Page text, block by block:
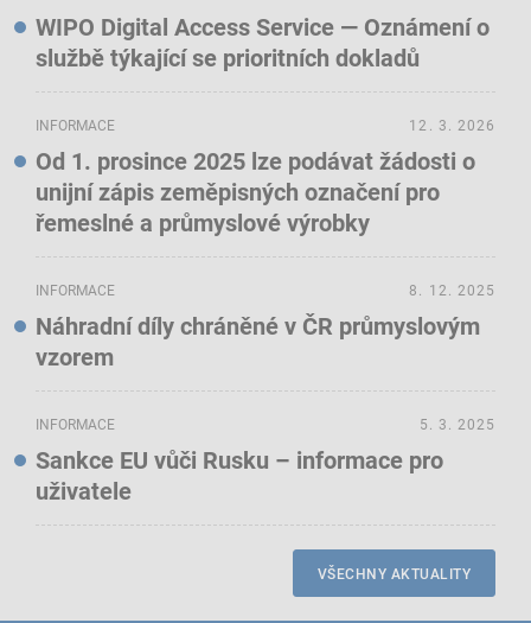
WIPO Digital Access Service — Oznámení o
službě týkající se prioritních dokladů
INFORMACE
Od 1. prosince 2025 lze podávat žádosti o
unijní zápis zeměpisných označení pro
řemeslné a průmyslové výrobky
12. 3. 2026
INFORMACE
Náhradní díly chráněné v ČR průmyslovým
vzorem
8. 12. 2025
INFORMACE
Sankce EU vůči Rusku – informace pro
uživatele
5. 3. 2025
VŠECHNY AKTUALITY